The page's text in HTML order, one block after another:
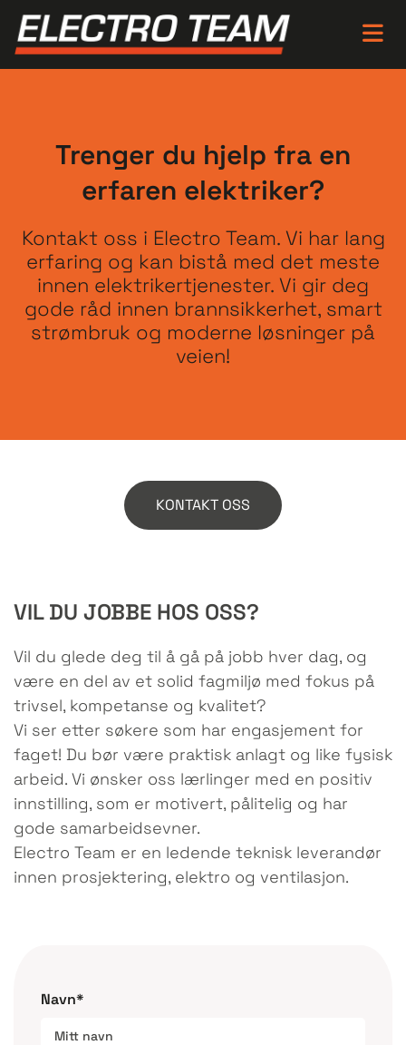
Trenger du hjelp fra en
erfaren elektriker?
Kontakt oss i Electro Team. Vi har lang
erfaring og kan bistå med det meste
innen elektrikertjenester. Vi gir deg
gode råd innen brannsikkerhet, smart
strømbruk og moderne løsninger på
veien!
KONTAKT OSS
VIL DU JOBBE HOS OSS?
Vil du glede deg til å gå på jobb hver dag, og
være en del av et solid fagmiljø med fokus på
trivsel, kompetanse og kvalitet?
Vi ser etter søkere som har engasjement for
faget! Du bør være praktisk anlagt og like fysisk
arbeid. Vi ønsker oss lærlinger med en positiv
innstilling, som er motivert, pålitelig og har
gode samarbeidsevner.
Electro Team er en ledende teknisk leverandør
innen prosjektering, elektro og ventilasjon.
Navn*